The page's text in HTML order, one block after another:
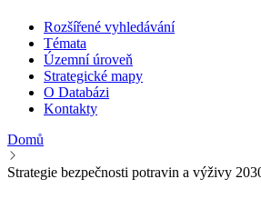
Rozšířené vyhledávání
Témata
Územní úroveň
Strategické mapy
O Databázi
Kontakty
Domů
Strategie bezpečnosti potravin a výživy